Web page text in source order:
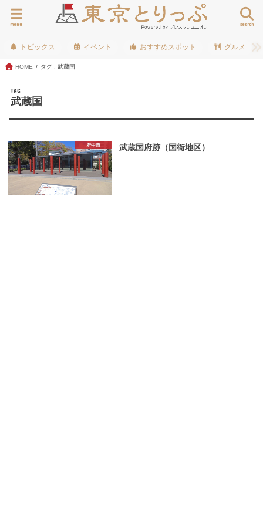
search
menu
トピックス イベント おすすめスポット グルメ
HOME タグ : 武蔵国
TAG
武蔵国
府中市 武蔵国府跡（国衙地区）